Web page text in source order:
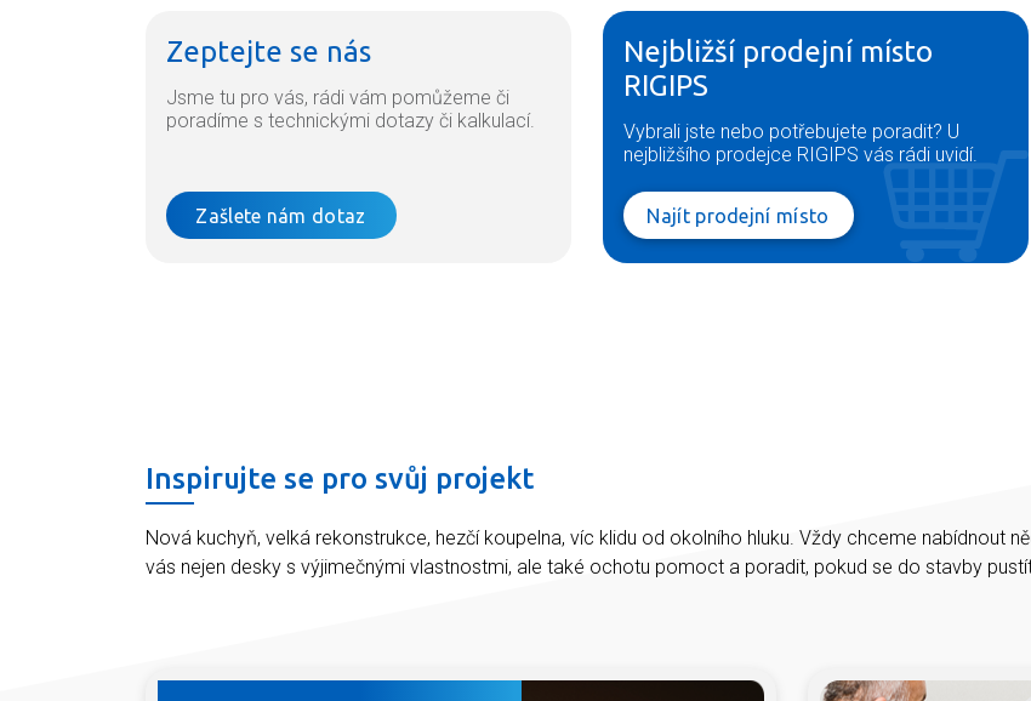
Zeptejte se nás
Jsme tu pro vás, rádi vám pomůžeme či
poradíme s technickými dotazy či kalkulací.
Zašlete nám dotaz
Nejbližší prodejní místo
RIGIPS
Vybrali jste nebo potřebujete poradit? U
nejbližšího prodejce RIGIPS vás rádi uvidí.
Najít prodejní místo
Inspirujte se pro svůj projekt
Nová kuchyň, velká rekonstrukce, hezčí koupelna, víc klidu od okolního hluku. Vždy chceme nabídnout
vás nejen desky s výjimečnými vlastnostmi, ale také ochotu pomoct a poradit, pokud se do stavby